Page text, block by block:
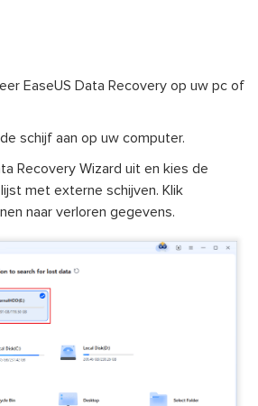
EaseUS Data Recovery op uw pc of
schijf aan op uw computer.
Recovery Wizard uit en kies de
met externe schijven. Klik
naar verloren gegevens.